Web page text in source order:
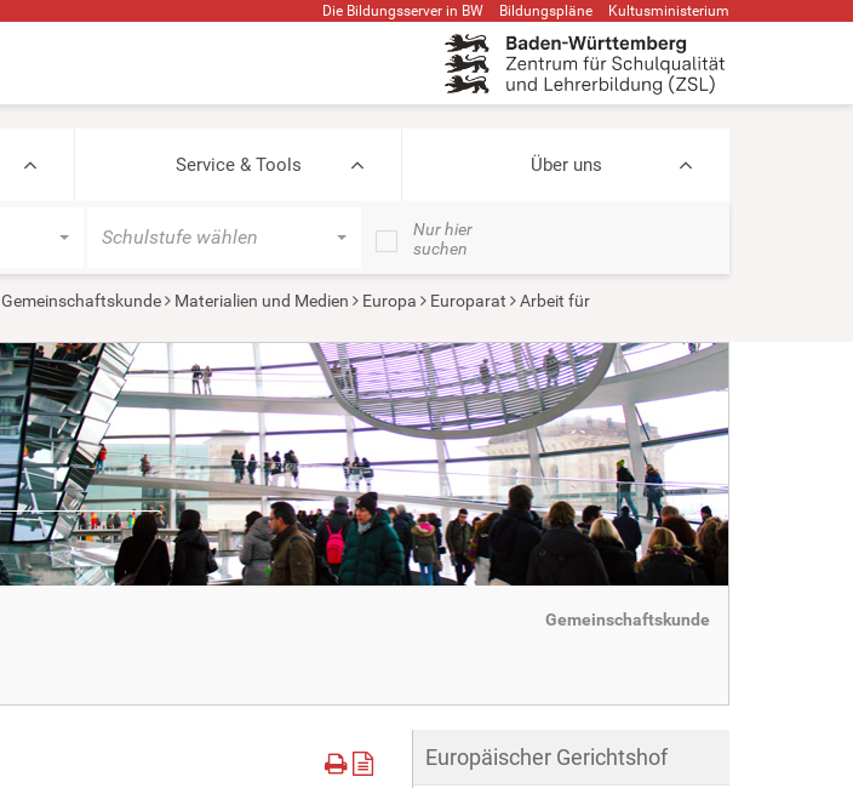
Die Bildungsserver in BW Bildungspläne Kultusministerium
Service & Tools Über uns
Schulstufe wählen
Nur hier
suchen
Gemeinschaftskunde Materialien und Medien Europa Europarat
Arbeit für
Gemeinschaftskunde
Europäischer Gerichtshof